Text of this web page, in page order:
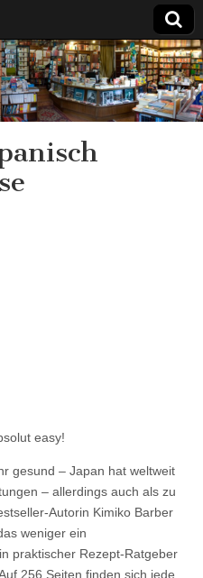
easy!
gesund – Japan hat weltweit
– allerdings auch als zu
Autorin Kimiko Barber
weniger ein
praktischer Rezept-Ratgeber
256 Seiten finden sich jede